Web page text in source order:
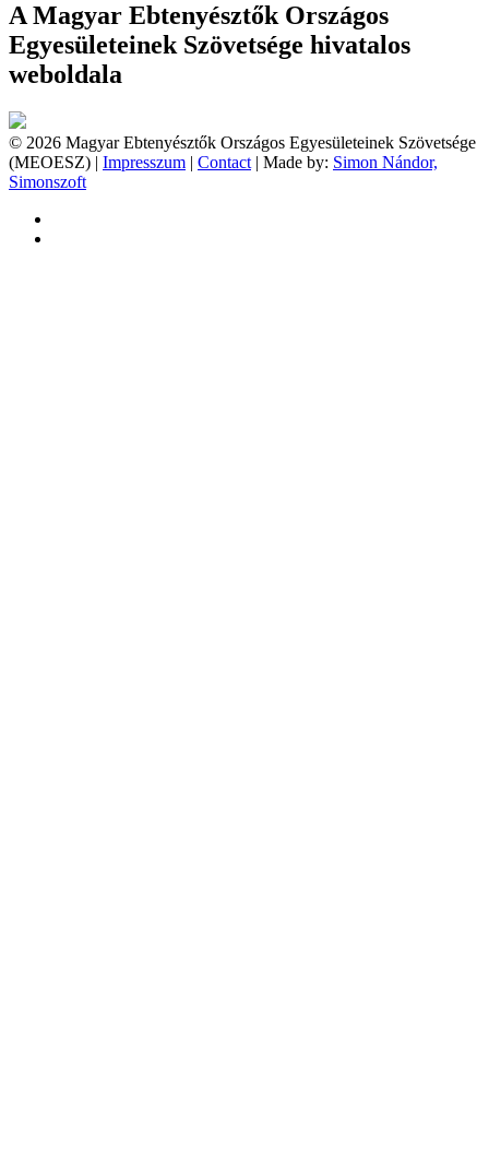
A Magyar Ebtenyésztők Országos
Egyesületeinek Szövetsége hivatalos
weboldala
© 2026 Magyar Ebtenyésztők Országos Egyesületeinek Szövetsége
(MEOESZ) | Impresszum | Contact | Made by: Simon Nándor,
Simonszoft